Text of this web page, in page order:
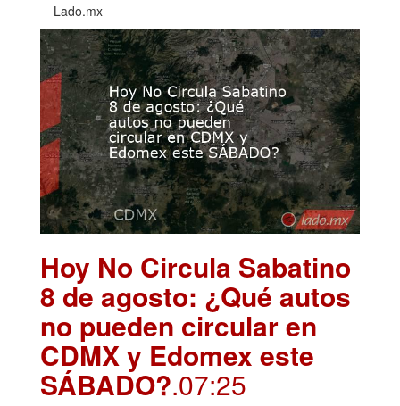
Lado.mx
Hoy No Circula Sabatino
8 de agosto: ¿Qué autos
no pueden circular en
CDMX y Edomex este
SÁBADO?.07:25